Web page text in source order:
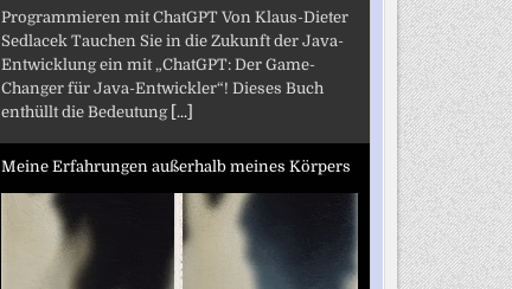
Programmieren mit ChatGPT Von Klaus-Dieter
Sedlacek Tauchen Sie in die Zukunft der Java-
Entwicklung ein mit „ChatGPT: Der Game-
Changer für Java-Entwickler“! Dieses Buch
enthüllt die Bedeutung [...]
Meine Erfahrungen außerhalb meines Körpers